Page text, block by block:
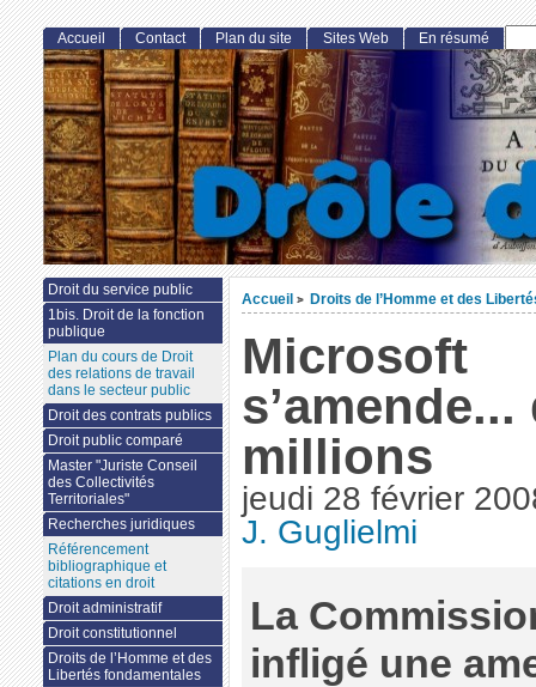
Accueil > Droits de l’Homme et des
Microsoft
s’amende...
millions
jeudi 28 février
J. Guglielmi
La
infligé une
Accueil Contact Plan du site Sites Web En résumé
Droit du service public
1bis. Droit de la fonction
publique
Plan du cours de Droit
des relations de travail
dans le secteur public
Droit des contrats publics
Droit public comparé
Master "Juriste Conseil
des Collectivités
Territoriales"
Recherches juridiques
Référencement
bibliographique et
citations en droit
Droit administratif
Droit constitutionnel
Droits de l’Homme et des
Libertés fondamentales